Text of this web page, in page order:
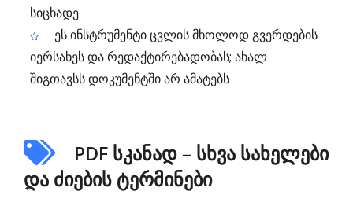
სიცხადე
ეს ინსტრუმენტი ცვლის მხოლოდ გვერდების
იერსახეს და რედაქტირებადობას; ახალ
შიგთავსს დოკუმენტში არ ამატებს
PDF სკანად – სხვა სახელები
და ძიების ტერმინები